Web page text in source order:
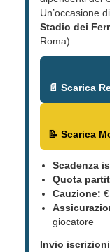
Un’occasione
Stadio dei
Roma).
📄 Scarica
📝 Scarica
Scadenza
Quota
Cauzione:
giocatore
Invio